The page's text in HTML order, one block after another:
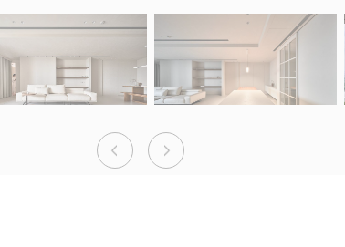
PreviousNext